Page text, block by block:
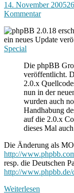
14. November 2005
Kommentar
ein neues Update
Special
Die phpBB
veröffentlicht.
2.0.x
nun in der
wurden auch
Handhabung
auf die 2.0.x
dieses Mal
Die Änderung als
http://
resp. die Deutschen
http://www.phpbb.de/
Weiterlesen